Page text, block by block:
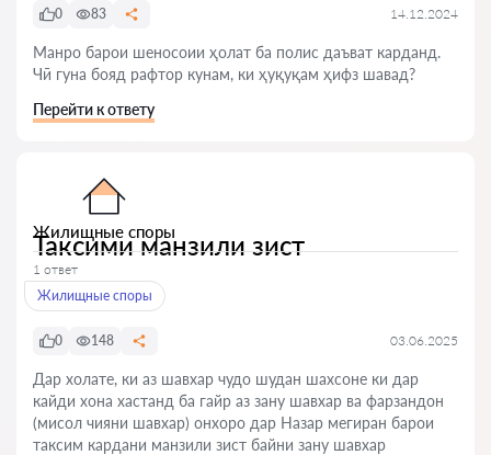
0
83 14.12.2024
Манро барои шеносоии ҳолат ба полис даъват карданд.
Чӣ гуна бояд рафтор кунам, ки ҳуқуқам ҳифз шавад?
Перейти к ответу
Жилищные споры
Таксими манзили зист
1 ответ
Жилищные споры
0 148 03.06.2025
Дар холате, ки аз шавхар чудо шудан шахсоне ки дар
кайди хона хастанд ба гайр аз зану шавхар ва фарзандон
(мисол чияни шавхар) онхоро дар Назар мегиран барои
таксим кардани манзили зист байни зану шавхар